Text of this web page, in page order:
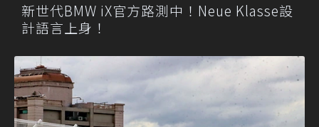
新世代BMW iX官方路測中！Neue Klasse設
計語言上身！